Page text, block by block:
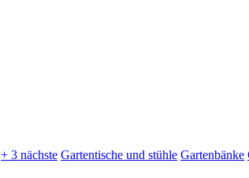
+ 3 nächste Gartentische und stühle Gartenbänke